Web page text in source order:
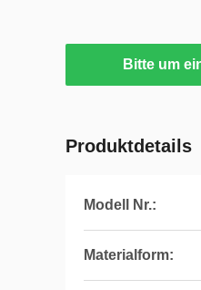
Bitte um
Produktdetails
Modell Nr.:
Materialform: